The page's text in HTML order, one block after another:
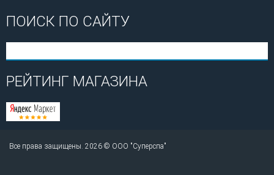
ПОИСК ПО САЙТУ
РЕЙТИНГ МАГАЗИНА
Все права защищены. 2026 © ООО "Суперспа"